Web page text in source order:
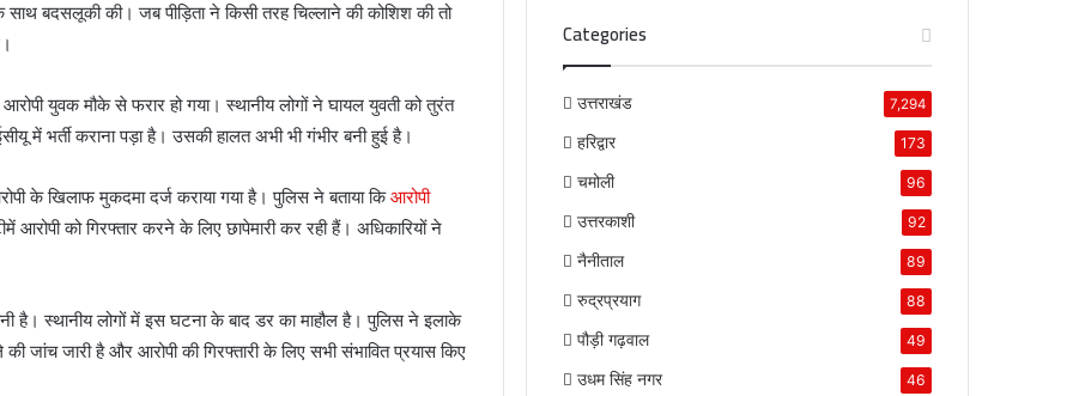
बदसलूकी की। जब पीड़िता ने किसी तरह चिल्लाने की कोशिश की तो
युवक मौके से फरार हो गया। स्थानीय लोगों ने घायल युवती को तुरंत
में भर्ती कराना पड़ा है। उसकी हालत अभी भी गंभीर बनी हुई है।
के खिलाफ मुकदमा दर्ज कराया गया है। पुलिस ने बताया किआरोपी
को गिरफ्तार करने के लिए छापेमारी कर रही हैं। अधिकारियों ने
है। स्थानीय लोगों में इस घटना के बाद डर का माहौल है। पुलिस ने इलाके
जांच जारी है और आरोपी की गिरफ्तारी के लिए सभी संभावित प्रयास किए
Categories
उत्तराखंड 7,294
हरिद्वार 173
चमोली 96
उत्तरकाशी 92
नैनीताल 89
रुद्रप्रयाग 88
पौड़ी गढ़वाल 49
उधम सिंह नगर 46